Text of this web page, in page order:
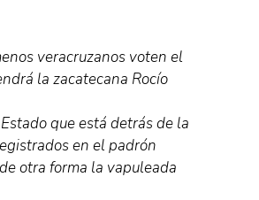
veracruzanos voten el
la zacatecana Rocío
que está detrás de la
en el padrón
otra forma la vapuleada